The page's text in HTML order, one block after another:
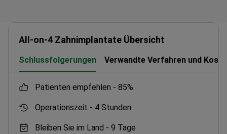
All-on-4 Zahnimplantate Übersicht
Schlussfolgerungen Verwandte Verfahren und
Patienten empfehlen - 85%
Operationszeit - 4 Stunden
Bleiben Sie im Land - 9 Tage